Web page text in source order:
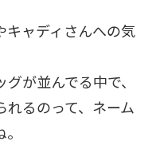
キャディさんへの気
が並んでる中で、
れるのって、ネーム